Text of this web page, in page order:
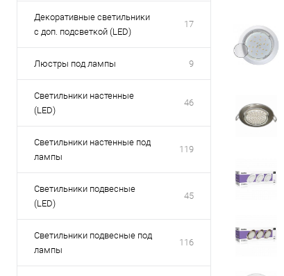
Декоративные светильники
с доп. подсветкой (LED)
17
Люстры под лампы 9
Светильники настенные
(LED)
46
Светильники настенные под
лампы
119
Светильники подвесные
(LED)
45
Светильники подвесные под
лампы
116